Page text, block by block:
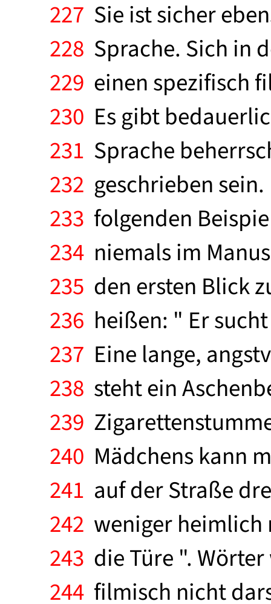
227 Sie ist sicher
228 Sprache. Sich in
229 einen spezifisch
230 Es gibt
231 Sprache
232 geschrieben
233 folgenden
234 niemals im
235 den ersten Blick
236 heißen: " Er
237 Eine lange,
238 steht ein
239
240 Mädchens kann
241 auf der Straße
242 weniger heimlich
243 die Türe ".
244 filmisch nicht